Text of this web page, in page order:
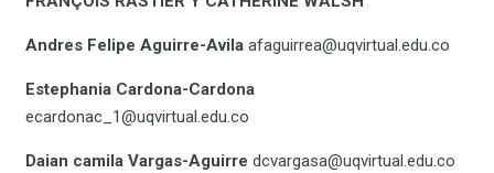
Andres Felipe Aguirre-Avila afaguirrea@uqvirtual.edu.co
Estephania Cardona-Cardona
ecardonac_1@uqvirtual.edu.co
Daian camila Vargas-Aguirre dcvargasa@uqvirtual.edu.co